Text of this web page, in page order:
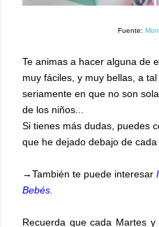
Fuente:
Te animas a hacer alguna de
muy fáciles, y muy bellas, a
seriamente en que no son
de los niños...
Si tienes más dudas, puedes
que he dejado debajo de cada
→También te puede interesar
Bebés.
Recuerda que cada Martes